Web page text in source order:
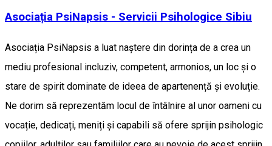
Asociația PsiNapsis - Servicii Psihologice Sibiu
Asociația PsiNapsis a luat naștere din dorința de a crea un
mediu profesional incluziv, competent, armonios, un loc și o
stare de spirit dominate de ideea de apartenență și evoluție.
Ne dorim să reprezentăm locul de întâlnire al unor oameni cu
vocație, dedicați, meniți și capabili să ofere sprijin psihologic